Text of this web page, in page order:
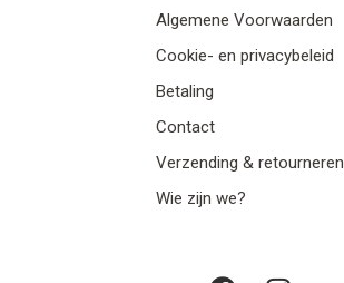
Algemene Voorwaarden
Cookie- en privacybeleid
Betaling
Contact
Verzending & retourneren
Wie zijn we?